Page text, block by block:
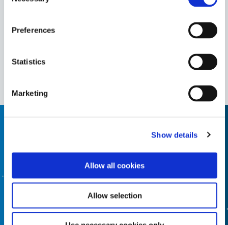
Preferences
Statistics
Marketing
Show details
Allow all cookies
Allow selection
耐高温粉色掩膜，适用于热喷涂涂层，具有抗喷砂介质的
特性。这种掩膜在暴露于UV/可见光时会固化，在基材表
面形成坚硬、耐用的粘合。掩膜可通过焚烧轻松去除。
Americas
Europe
需要帮助，请使用产品查找器
兴趣了解更多信息或有疑问？请联系我们，我们期待您的
来信。
配方产品查找器